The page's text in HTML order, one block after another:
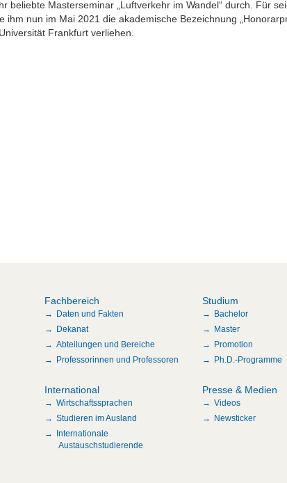
beliebte Masterseminar „Luftverkehr im Wandel“ durch. Für
ihm nun im Mai 2021 die akademische Bezeichnung
Frankfurt verliehen.
Fachbereich
Daten und Fakten
Dekanat
Abteilungen und Bereiche
Professorinnen und Professoren
Studium
Bachelor
Master
Promotion
Ph.D.-Programme
International
Wirtschaftssprachen
Studieren im Ausland
Internationale
Austauschstudierende
Presse & Medien
Videos
Newsticker